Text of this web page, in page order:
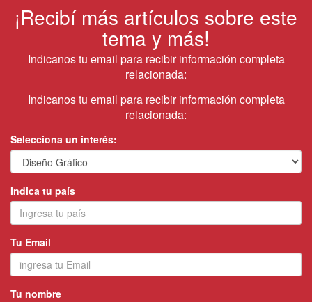
¡Recibí más artículos sobre este
tema y más!
Indicanos tu email para recibir información completa
relacionada:
Indicanos tu email para recibir información completa
relacionada:
Selecciona un interés:
Indica tu país
Tu Email
Tu nombre